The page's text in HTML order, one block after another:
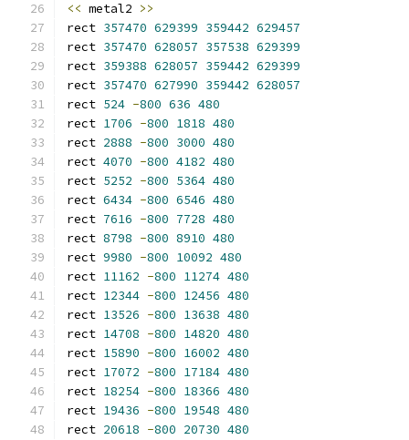
<< metal2 >>
rect 357470 629399 359442 629457
rect 357470 628057 357538 629399
rect 359388 628057 359442 629399
rect 357470 627990 359442 628057
rect 524 -800 636 480
rect 1706 -800 1818 480
rect 2888 -800 3000 480
rect 4070 -800 4182 480
rect 5252 -800 5364 480
rect 6434 -800 6546 480
rect 7616 -800 7728 480
rect 8798 -800 8910 480
rect 9980 -800 10092 480
rect 11162 -800 11274 480
rect 12344 -800 12456 480
rect 13526 -800 13638 480
rect 14708 -800 14820 480
rect 15890 -800 16002 480
rect 17072 -800 17184 480
rect 18254 -800 18366 480
rect 19436 -800 19548 480
rect 20618 -800 20730 480